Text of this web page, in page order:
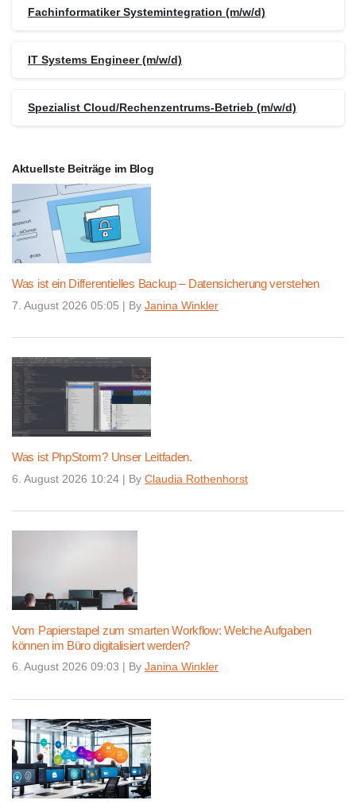
Fachinformatiker Systemintegration (m/w/d)
IT Systems Engineer (m/w/d)
Spezialist Cloud/Rechenzentrums-Betrieb (m/w/d)
Aktuellste Beiträge im Blog
Was ist ein Differentielles Backup – Datensicherung verstehen
7. August 2026 05:05 | By Janina Winkler
Was ist PhpStorm? Unser Leitfaden.
6. August 2026 10:24 | By Claudia Rothenhorst
Vom Papierstapel zum smarten Workflow: Welche Aufgaben
können im Büro digitalisiert werden?
6. August 2026 09:03 | By Janina Winkler